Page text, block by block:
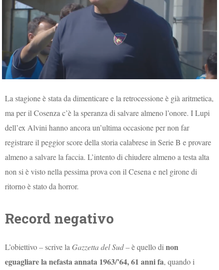
La stagione è stata da dimenticare e la retrocessione è già aritmetica,
ma per il Cosenza c’è la speranza di salvare almeno l’onore. I Lupi
dell’ex Alvini hanno ancora un’ultima occasione per non far
registrare il peggior score della storia calabrese in Serie B e provare
almeno a salvare la faccia. L’intento di chiudere almeno a testa alta
non si è visto nella pessima prova con il Cesena e nel girone di
ritorno è stato da horror.
Record negativo
L’obiettivo – scrive la Gazzetta del Sud– è quello di non
eguagliare la nefasta annata 1963/’64, 61 anni fa, quando i